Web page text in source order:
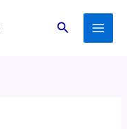
Поиск